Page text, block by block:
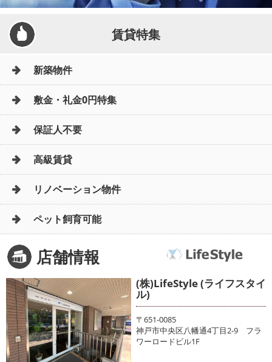
賃貸特集
新築物件
敷金・礼金0円特集
保証人不要
高級賃貸
リノベーション物件
ペット飼育可能
店舗情報
(株)LifeStyle (ライフスタイ
ル)
〒651-0085
神戸市中央区八幡通4丁目2-9 フラ
ワーロードビル1F